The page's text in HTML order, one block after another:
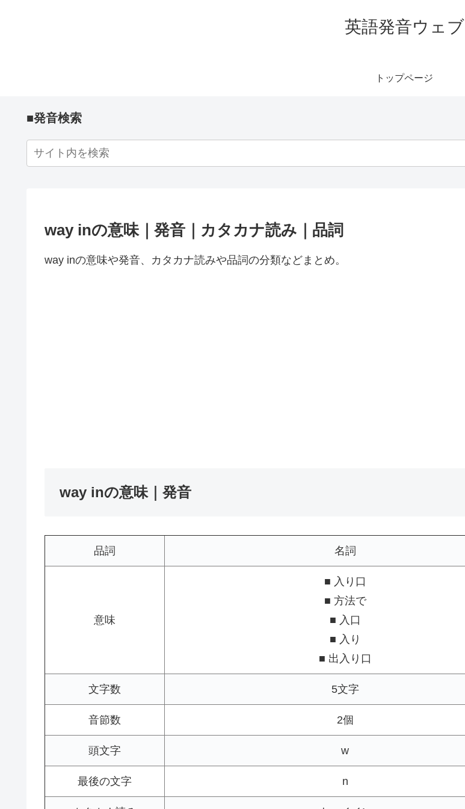
英語発音ウェブ
トップページ
■発音検索
way inの意味｜発音｜カタカナ読み｜品詞
way inの意味や発音、カタカナ読みや品詞の分類などまとめ。
way inの意味｜発音
品詞 名詞
意味
■ 入り口
■ 方法で
■ 入口
■ 入り
■ 出入り口
文字数 5文字
音節数 2個
頭文字 w
最後の文字 n